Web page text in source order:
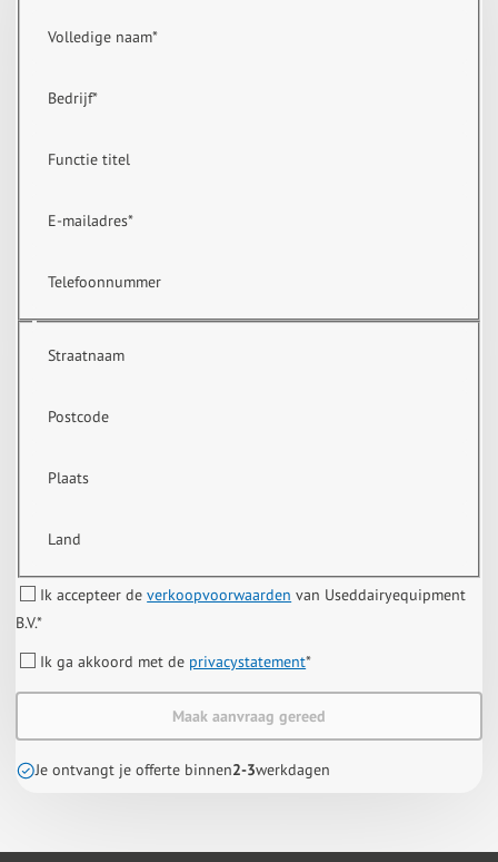
Volledige naam*
Bedrijf*
Functie titel
E-mailadres*
Telefoonnummer
Straatnaam
Postcode
Plaats
Land
Ik accepteer deverkoopvoorwaarden van Useddairyequipment
B.V.*
Ik ga akkoord met de privacystatement*
Maak aanvraag gereed
Je ontvangt je offerte binnen2-3werkdagen